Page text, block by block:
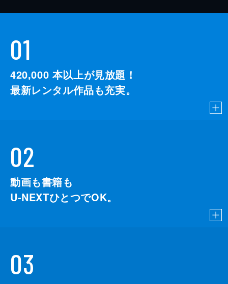
01
420,000 本以上が見放題！
最新レンタル作品も充実。
02
動画も書籍も
U-NEXTひとつでOK。
03